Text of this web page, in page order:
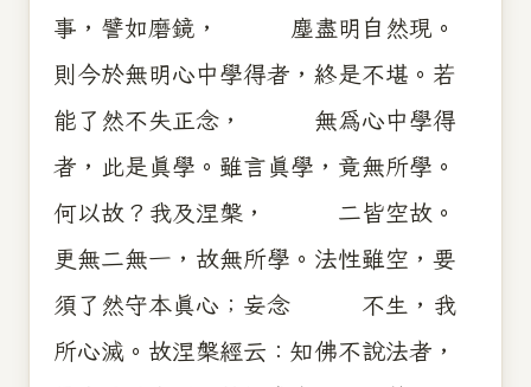
事，譬如磨鏡， 塵盡明自然現。
則今於無明心中學得者，終是不堪。若
能了然不失正念， 無為心中學得
者，此是真學。雖言真學，竟無所學。
何以故？我及涅槃， 二皆空故。
更無二無一，故無所學。法性雖空，要
須了然守本真心；妄念 不生，我
所心滅。故涅槃經云：知佛不說法者，